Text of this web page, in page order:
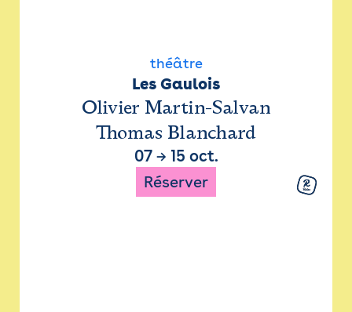
théâtre
Les Gaulois
Olivier Martin-Salvan
Thomas Blanchard
07→ 15 oct.
Réserver